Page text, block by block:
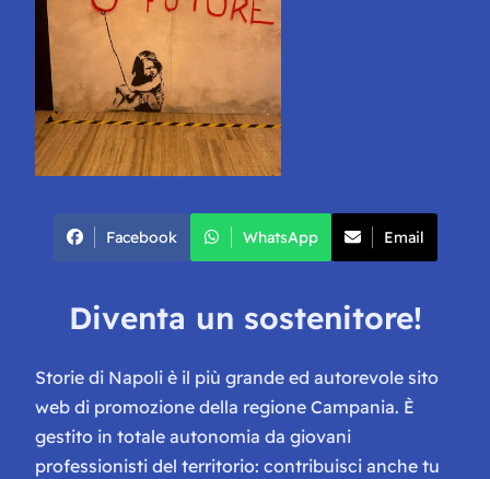
Facebook WhatsApp Email
Diventa un sostenitore!
Storie di Napoli è il più grande ed autorevole sito
web di promozione della regione Campania. È
gestito in totale autonomia da giovani
professionisti del territorio: contribuisci anche tu